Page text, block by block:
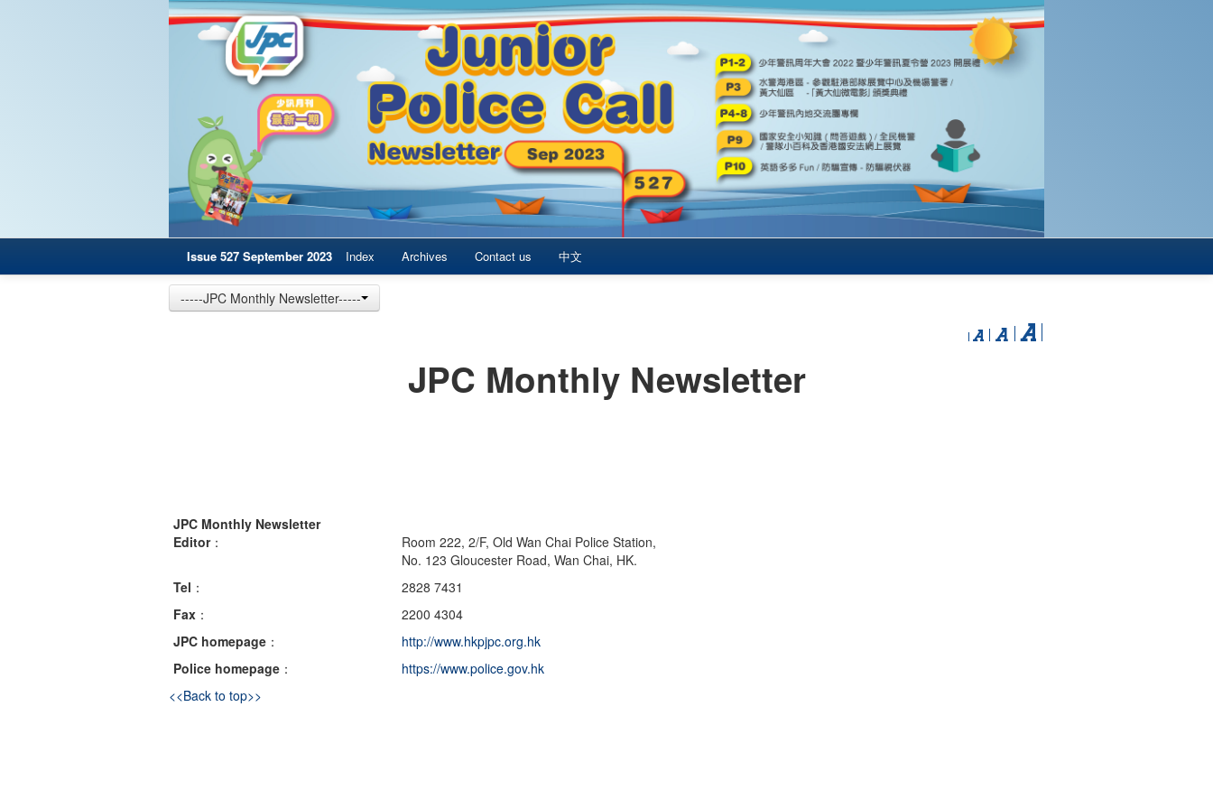
Issue 527 September 2023 Index Archives Contact us 中文
-----JPC Monthly Newsletter-----
JPC Monthly Newsletter
JPC Monthly Newsletter
Editor：
Room 222, 2/F, Old Wan Chai Police Station,
No. 123 Gloucester Road, Wan Chai, HK.
Tel ：
2828 7431
Fax ：
2200 4304
JPC homepage ：
http://www.hkpjpc.org.hk
Police homepage ：
https://www.police.gov.hk
<<Back to top>>